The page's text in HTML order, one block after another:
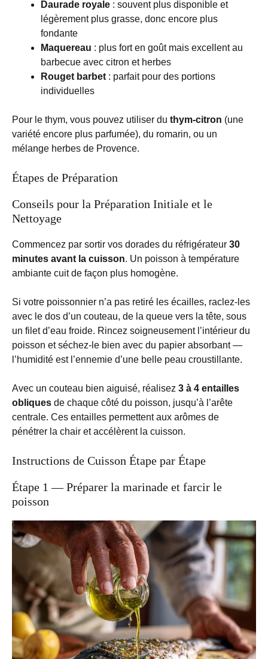
Daurade royale : souvent plus disponible et
légèrement plus grasse, donc encore plus
fondante
Maquereau : plus fort en goût mais excellent au
barbecue avec citron et herbes
Rouget barbet : parfait pour des portions
individuelles
Pour le thym, vous pouvez utiliser du thym-citron (une
variété encore plus parfumée), du romarin, ou un
mélange herbes de Provence.
Étapes de Préparation
Conseils pour la Préparation Initiale et le
Nettoyage
Commencez par sortir vos dorades du réfrigérateur 30
minutes avant la cuisson. Un poisson à température
ambiante cuit de façon plus homogène.
Si votre poissonnier n’a pas retiré les écailles, raclez-les
avec le dos d’un couteau, de la queue vers la tête, sous
un filet d’eau froide. Rincez soigneusement l’intérieur du
poisson et séchez-le bien avec du papier absorbant —
l’humidité est l’ennemie d’une belle peau croustillante.
Avec un couteau bien aiguisé, réalisez 3 à 4 entailles
obliques de chaque côté du poisson, jusqu’à l’arête
centrale. Ces entailles permettent aux arômes de
pénétrer la chair et accélèrent la cuisson.
Instructions de Cuisson Étape par Étape
Étape 1 — Préparer la marinade et farcir le
poisson